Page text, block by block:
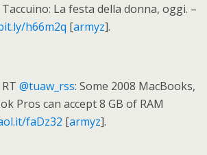
La festa della donna, oggi. –
h66m2q [armyz].
@tuaw_rss: Some 2008 MacBooks,
Pros can accept 8 GB of RAM
faDz32 [armyz].